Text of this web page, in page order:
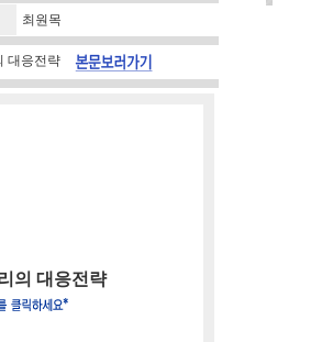
최원목
대응전략
의 대응전략